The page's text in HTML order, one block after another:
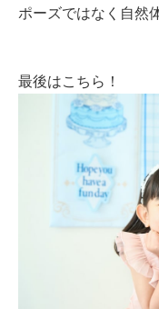
ポーズではなく自然
最後はこちら！